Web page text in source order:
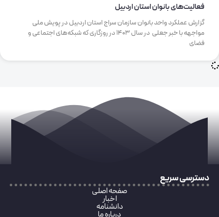
فعالیت‌های بانوان استان اردبیل
گزارش عملکرد واحد بانوان سازمان سراج استان اردبیل در پویش ملی
مواجهه با خبر جعلی در سال 1403 در روزگاری که شبکه‌های اجتماعی و
فضای
دسترسی سریع
صفحه اصلی
اخبار
دانشنامه
درباره ما